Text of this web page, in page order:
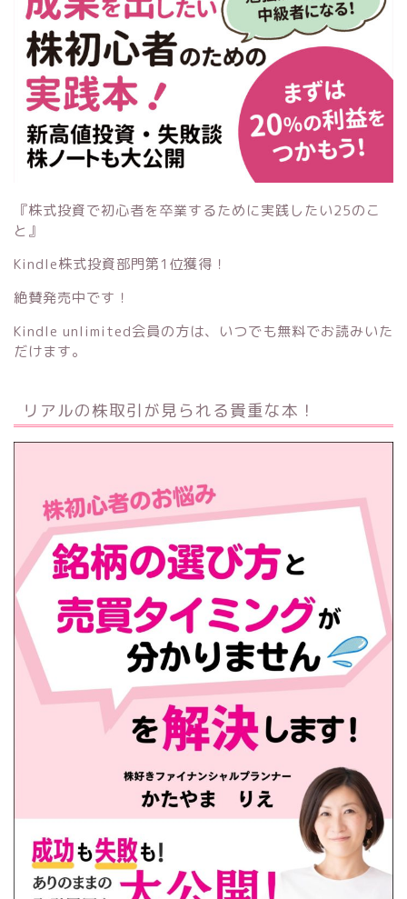
『株式投資で初心者を卒業するために実践したい25のこ
と』
Kindle株式投資部門第1位獲得！
絶賛発売中です！
Kindle unlimited会員の方は、いつでも無料でお読みいた
だけます。
リアルの株取引が見られる貴重な本！